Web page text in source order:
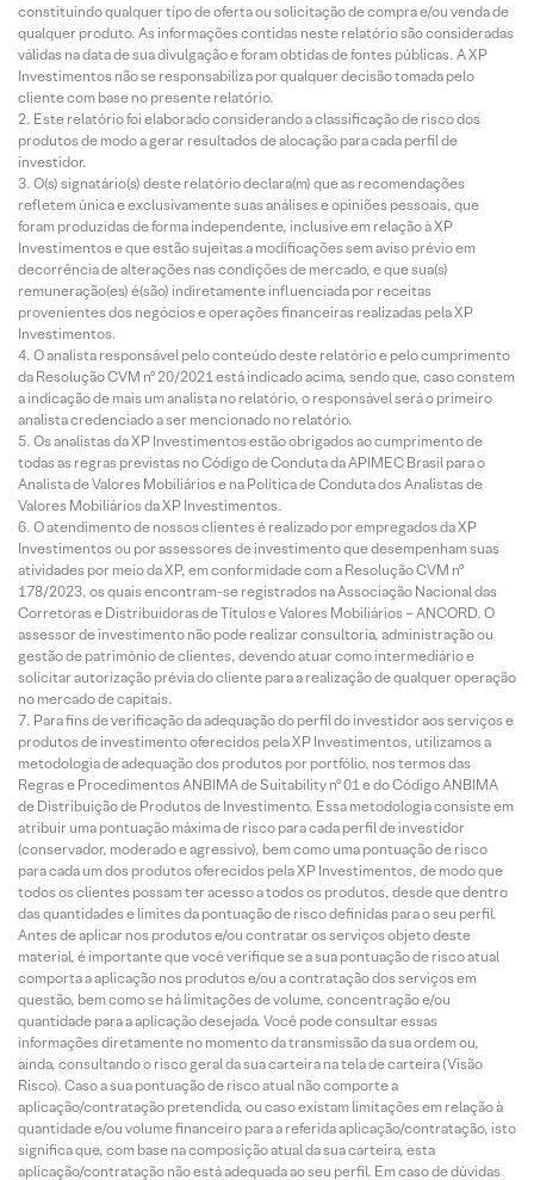
constituindo qualquer tipo de oferta ou solicitação de compra e/ou venda de
qualquer produto. As informações contidas neste relatório são consideradas
válidas na data de sua divulgação e foram obtidas de fontes públicas. A XP
Investimentos não se responsabiliza por qualquer decisão tomada pelo
cliente com base no presente relatório.
Este relatório foi elaborado considerando a classificação de risco dos
produtos de modo a gerar resultados de alocação para cada perfil de
investidor.
O(s) signatário(s) deste relatório declara(m) que as recomendações
refletem única e exclusivamente suas análises e opiniões pessoais, que
foram produzidas de forma independente, inclusive em relação à XP
Investimentos e que estão sujeitas a modificações sem aviso prévio em
decorrência de alterações nas condições de mercado, e que sua(s)
remuneração(es) é(são) indiretamente influenciada por receitas
provenientes dos negócios e operações financeiras realizadas pela XP
Investimentos.
O analista responsável pelo conteúdo deste relatório e pelo cumprimento
da Resolução CVM nº 20/2021 está indicado acima, sendo que, caso constem
a indicação de mais um analista no relatório, o responsável será o primeiro
analista credenciado a ser mencionado no relatório.
Os analistas da XP Investimentos estão obrigados ao cumprimento de
todas as regras previstas no Código de Conduta da APIMEC Brasil para o
Analista de Valores Mobiliários e na Política de Conduta dos Analistas de
Valores Mobiliários da XP Investimentos.
O atendimento de nossos clientes é realizado por empregados da XP
Investimentos ou por assessores de investimento que desempenham suas
atividades por meio da XP, em conformidade com a Resolução CVM nº
178/2023, os quais encontram-se registrados na Associação Nacional das
Corretoras e Distribuidoras de Títulos e Valores Mobiliários – ANCORD. O
assessor de investimento não pode realizar consultoria, administração ou
gestão de patrimônio de clientes, devendo atuar como intermediário e
solicitar autorização prévia do cliente para a realização de qualquer operação
no mercado de capitais.
Para fins de verificação da adequação do perfil do investidor aos serviços e
produtos de investimento oferecidos pela XP Investimentos, utilizamos a
metodologia de adequação dos produtos por portfólio, nos termos das
Regras e Procedimentos ANBIMA de Suitability nº 01 e do Código ANBIMA
de Distribuição de Produtos de Investimento. Essa metodologia consiste em
atribuir uma pontuação máxima de risco para cada perfil de investidor
(conservador, moderado e agressivo), bem como uma pontuação de risco
para cada um dos produtos oferecidos pela XP Investimentos, de modo que
todos os clientes possam ter acesso a todos os produtos, desde que dentro
das quantidades e limites da pontuação de risco definidas para o seu perfil.
Antes de aplicar nos produtos e/ou contratar os serviços objeto deste
material, é importante que você verifique se a sua pontuação de risco atual
comporta a aplicação nos produtos e/ou a contratação dos serviços em
questão, bem como se há limitações de volume, concentração e/ou
quantidade para a aplicação desejada. Você pode consultar essas
informações diretamente no momento da transmissão da sua ordem ou,
ainda, consultando o risco geral da sua carteira na tela de carteira (Visão
Risco). Caso a sua pontuação de risco atual não comporte a
aplicação/contratação pretendida, ou caso existam limitações em relação à
quantidade e/ou volume financeiro para a referida aplicação/contratação, isto
significa que, com base na composição atual da sua carteira, esta
aplicação/contratação não está adequada ao seu perfil. Em caso de dúvidas